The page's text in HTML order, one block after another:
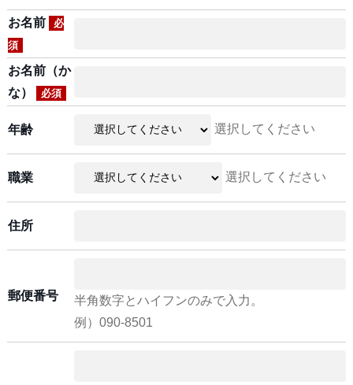
お名前
必
須
お名前（か
な）
必須
年齢 選択してください
職業 選択してください
住所
郵便番号
半角数字とハイフンのみで入力。
例）090-8501